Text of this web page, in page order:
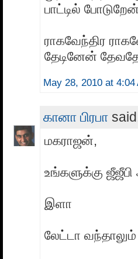
பாட்டில்
ராகவேந்திர
தேடினேன்
May 28, 2010 at 4:04
கானா பிரபா
மகராஜன்,
உங்களுக்கு
இளா
லேட்டா